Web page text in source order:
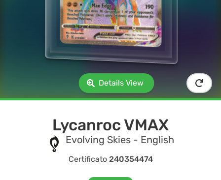
Details View
Lycanroc VMAX
Evolving Skies - English
Certificato 240354474